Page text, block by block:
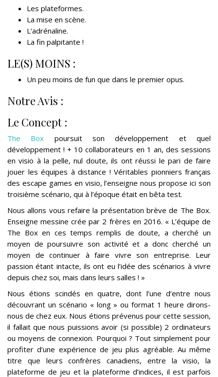
Les plateformes.
La mise en scène.
L’adrénaline.
La fin palpitante !
LE(S) MOINS :
Un peu moins de fun que dans le premier opus.
Notre Avis :
Le Concept :
The Box poursuit son développement et quel
développement ! + 10 collaborateurs en 1 an, des sessions
en visio à la pelle, nul doute, ils ont réussi le pari de faire
jouer les équipes à distance ! Véritables pionniers français
des escape games en visio, l’enseigne nous propose ici son
troisième scénario, qui à l’époque était en bêta test.
Nous allons vous refaire la présentation brève de The Box.
Enseigne messine crée par 2 frères en 2016. « L’équipe de
The Box en ces temps remplis de doute, a cherché un
moyen de poursuivre son activité et a donc cherché un
moyen de continuer à faire vivre son entreprise. Leur
passion étant intacte, ils ont eu l’idée des scénarios à vivre
depuis chez soi, mais dans leurs salles ! »
Nous étions scindés en quatre, dont l’une d’entre nous
découvrant un scénario « long » ou format 1 heure dirons-
nous de chez eux. Nous étions prévenus pour cette session,
il fallait que nous puissions avoir (si possible) 2 ordinateurs
ou moyens de connexion. Pourquoi ? Tout simplement pour
profiter d’une expérience de jeu plus agréable. Au même
titre que leurs confrères canadiens, entre la visio, la
plateforme de jeu et la plateforme d’indices, il est parfois